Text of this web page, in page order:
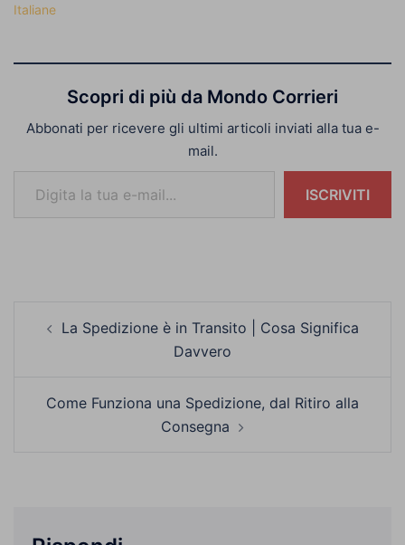
Italiane
Scopri di più da Mondo Corrieri
Abbonati per ricevere gli ultimi articoli inviati alla tua e-
mail.
Digita la tua e-mail...
ISCRIVITI
articoloLa Spedizione è in Transito | Cosa Significa
Davvero
Come Funziona una Spedizione, dal Ritiro alla
Consegna